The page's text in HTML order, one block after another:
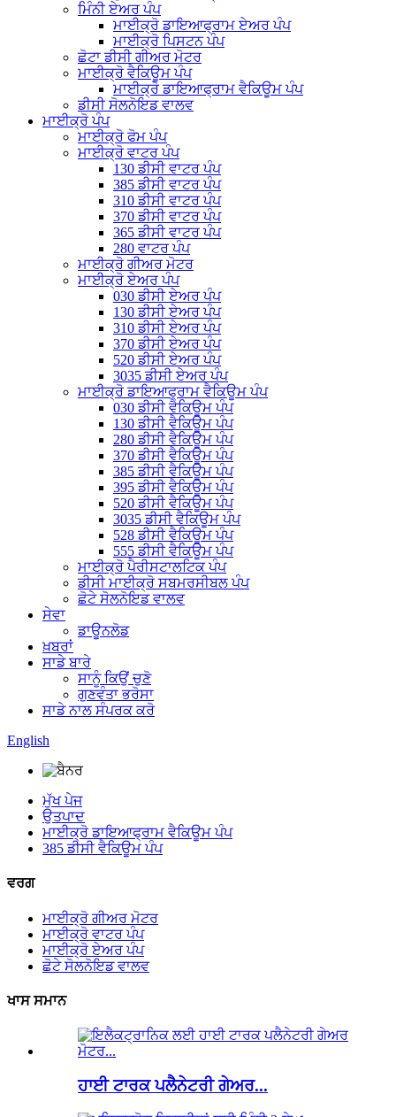
ਮਿੰਨੀ ਏਅਰ ਪੰਪ
ਮਾਈਕ੍ਰੋ ਡਾਇਆਫ੍ਰਾਮ ਏਅਰ ਪੰਪ
ਮਾਈਕ੍ਰੋ ਪਿਸਟਨ ਪੰਪ
ਛੋਟਾ ਡੀਸੀ ਗੀਅਰ ਮੋਟਰ
ਮਾਈਕ੍ਰੋ ਵੈਕਿਊਮ ਪੰਪ
ਮਾਈਕ੍ਰੋ ਡਾਇਆਫ੍ਰਾਮ ਵੈਕਿਊਮ ਪੰਪ
ਡੀਸੀ ਸੋਲਨੋਇਡ ਵਾਲਵ
ਮਾਈਕ੍ਰੋ ਪੰਪ
ਮਾਈਕ੍ਰੋ ਫੋਮ ਪੰਪ
ਮਾਈਕ੍ਰੋ ਵਾਟਰ ਪੰਪ
130 ਡੀਸੀ ਵਾਟਰ ਪੰਪ
385 ਡੀਸੀ ਵਾਟਰ ਪੰਪ
310 ਡੀਸੀ ਵਾਟਰ ਪੰਪ
370 ਡੀਸੀ ਵਾਟਰ ਪੰਪ
365 ਡੀਸੀ ਵਾਟਰ ਪੰਪ
280 ਵਾਟਰ ਪੰਪ
ਮਾਈਕ੍ਰੋ ਗੀਅਰ ਮੋਟਰ
ਮਾਈਕ੍ਰੋ ਏਅਰ ਪੰਪ
030 ਡੀਸੀ ਏਅਰ ਪੰਪ
130 ਡੀਸੀ ਏਅਰ ਪੰਪ
310 ਡੀਸੀ ਏਅਰ ਪੰਪ
370 ਡੀਸੀ ਏਅਰ ਪੰਪ
520 ਡੀਸੀ ਏਅਰ ਪੰਪ
3035 ਡੀਸੀ ਏਅਰ ਪੰਪ
ਮਾਈਕ੍ਰੋ ਡਾਇਆਫ੍ਰਾਮ ਵੈਕਿਊਮ ਪੰਪ
030 ਡੀਸੀ ਵੈਕਿਊਮ ਪੰਪ
130 ਡੀਸੀ ਵੈਕਿਊਮ ਪੰਪ
280 ਡੀਸੀ ਵੈਕਿਊਮ ਪੰਪ
370 ਡੀਸੀ ਵੈਕਿਊਮ ਪੰਪ
385 ਡੀਸੀ ਵੈਕਿਊਮ ਪੰਪ
395 ਡੀਸੀ ਵੈਕਿਊਮ ਪੰਪ
520 ਡੀਸੀ ਵੈਕਿਊਮ ਪੰਪ
3035 ਡੀਸੀ ਵੈਕਿਊਮ ਪੰਪ
528 ਡੀਸੀ ਵੈਕਿਊਮ ਪੰਪ
555 ਡੀਸੀ ਵੈਕਿਊਮ ਪੰਪ
ਮਾਈਕ੍ਰੋ ਪੈਰੀਸਟਾਲਟਿਕ ਪੰਪ
ਡੀਸੀ ਮਾਈਕ੍ਰੋ ਸਬਮਰਸੀਬਲ ਪੰਪ
ਛੋਟੇ ਸੋਲਨੋਇਡ ਵਾਲਵ
ਸੇਵਾ
ਡਾਊਨਲੋਡ
ਖ਼ਬਰਾਂ
ਸਾਡੇ ਬਾਰੇ
ਸਾਨੂੰ ਕਿਉਂ ਚੁਣੋ
ਗੁਣਵੰਤਾ ਭਰੋਸਾ
ਸਾਡੇ ਨਾਲ ਸੰਪਰਕ ਕਰੋ
English
ਮੁੱਖ ਪੇਜ
ਉਤਪਾਦ
ਮਾਈਕ੍ਰੋ ਡਾਇਆਫ੍ਰਾਮ ਵੈਕਿਊਮ ਪੰਪ
385 ਡੀਸੀ ਵੈਕਿਊਮ ਪੰਪ
ਵਰਗ
ਮਾਈਕ੍ਰੋ ਗੀਅਰ ਮੋਟਰ
ਮਾਈਕ੍ਰੋ ਵਾਟਰ ਪੰਪ
ਮਾਈਕ੍ਰੋ ਏਅਰ ਪੰਪ
ਛੋਟੇ ਸੋਲਨੋਇਡ ਵਾਲਵ
ਖਾਸ ਸਮਾਨ
ਹਾਈ ਟਾਰਕ ਪਲੈਨੇਟਰੀ ਗੇਅਰ...